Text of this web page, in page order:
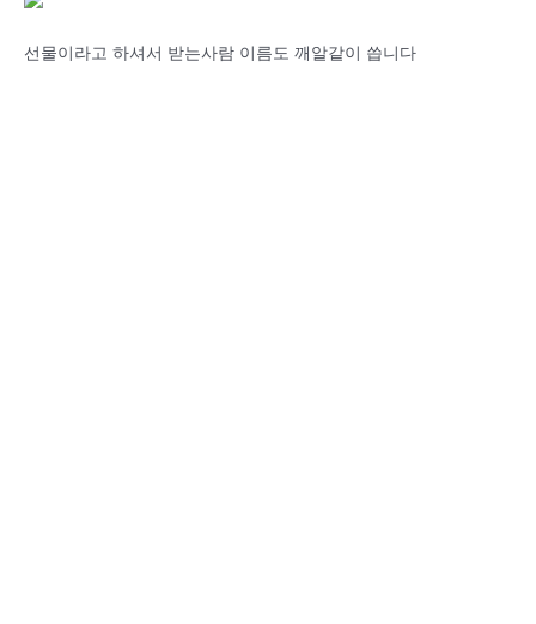
선물이라고 하셔서 받는사람 이름도 깨알같이 씁니다